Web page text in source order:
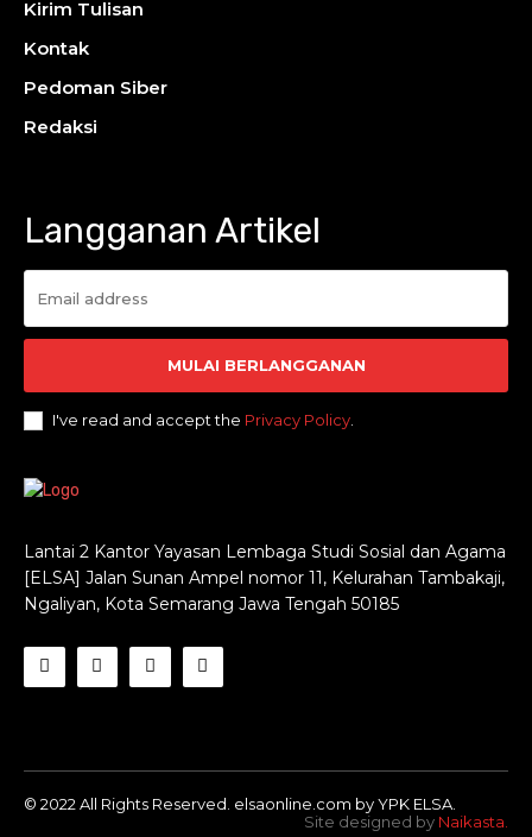
Lantai 2 Kantor Yayasan Lembaga Studi Sosial dan Agama
[ELSA] Jalan Sunan Ampel nomor 11, Kelurahan Tambakaji,
Ngaliyan, Kota Semarang Jawa Tengah 50185
Langganan Artikel
MULAI BERLANGGANAN
I've read and accept the Privacy Policy
Kirim Tulisan
Kontak
Pedoman Siber
Redaksi
© 2022 All Rights Reserved. elsaonline.com by YPK ELSA.
Site designed by Naikasta.